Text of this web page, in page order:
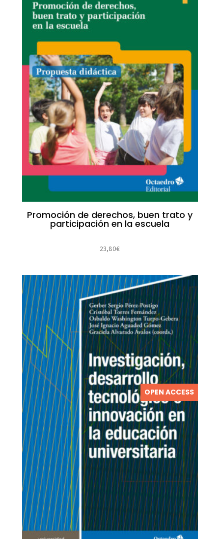
Promoción de derechos, buen trato y
participación en la escuela
23,80€
OPEN ACCESS